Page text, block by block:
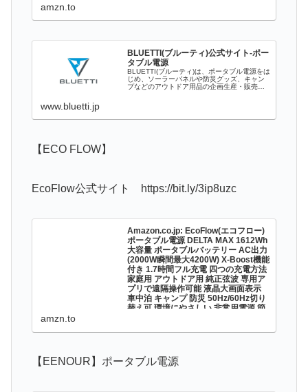
Amazon.co.jp: BLUETTI ポータブル電源
弦波 MPPT制御方式採用 パス...
amzn.to
BLUETTI(ブルーティ)公式サイト-ポー
タブル電源
BLUETTI(ブルーティ)は、ポータブル電源をは
じめ、ソーラーパネルや防災グッズ、キャン
プなどのアウトドア用品の企画生産・販売を
www.bluetti.jp
【ECO FLOW】
EcoFlow公式サイト https://bit.ly/3ip8uzc
Amazon.co.jp: EcoFlow(エコフロー)
ポータブル電源 DELTA MAX 1612Wh
大容量 ポータブルバッテリー AC出力
(2000W瞬間最大4200W) X-Boost機能
付き 1.7時間フル充電 四つの充電方法
家庭用 アウトドア用 純正弦波 専用ア
プリで遠隔操作可能 液晶大画面表示
車中泊 キャンプ 防災 50Hz/60Hz切り
替え可 環境にやさしい 非常用電源 節
ル電源 DELTA MAX 1612Wh 大容量 ポータブ
つの充電方法家...
amzn.to
【EENOUR】ポータブル電源